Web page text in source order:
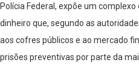
Polícia Federal, expõe um
dinheiro que, segundo as
aos cofres públicos e ao mercado
prisões preventivas por parte da